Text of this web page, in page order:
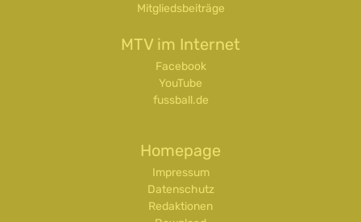
Mitgliedsbeiträge
MTV im Internet
Facebook
YouTube
fussball.de
Homepage
Impressum
Datenschutz
Redaktionen